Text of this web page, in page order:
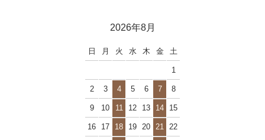
2026年8月
日 月 火 水 木 金 土
1
2 3 4 5 6 7 8
9 10 11 12 13 14 15
16 17 18 19 20 21 22